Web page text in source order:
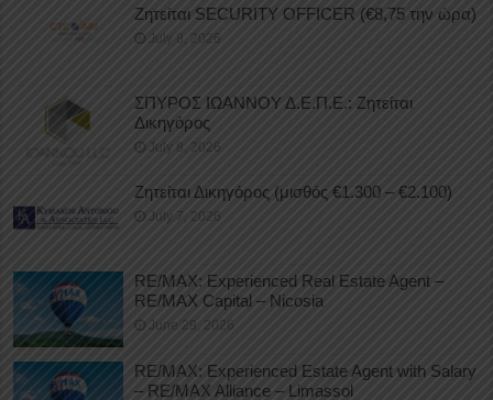
Ζητείται SECURITY OFFICER (€8,75 την ώρα)
July 8, 2026
ΣΠΥΡΟΣ ΙΩΑΝΝΟΥ Δ.Ε.Π.Ε.: Ζητείται
Δικηγόρος
July 8, 2026
Ζητείται Δικηγόρος (μισθός €1.300 – €2.100)
July 7, 2026
RE/MAX: Experienced Real Estate Agent –
RE/MAX Capital – Nicosia
June 29, 2026
RE/MAX: Experienced Estate Agent with Salary
– RE/MAX Alliance – Limassol